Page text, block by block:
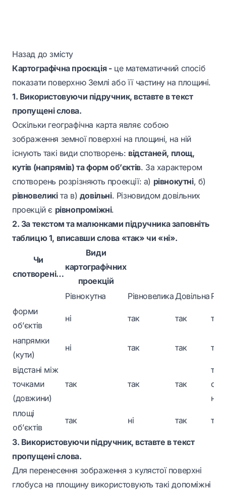
Назад до змісту
Картографічна проєкція-це математичний спосіб
показати поверхню Землі або її частину на площині.
1. Використовуючи підручник, вставте в текст
пропущені слова.
Оскільки географічна карта являє собою
зображення земної поверхні на площині, на ній
існують такі види спотворень: відстаней, площ,
кутів (напрямів) та форм об’єктів. За характером
спотворень розрізняють проекції: а) рівнокутні, б)
рівновеликіта в) довільні. Різновидом довільних
проекцій є рівнопроміжні.
2. За текстом та малюнками підручника заповніть
таблицю 1, вписавши слова «так» чи «ні».
Чи
спотворені…
Види
картографічних
проекцій
Рівнокутна
РівновеликаДовільна
форми
об’єктів
ні так так так
напрямки
(кути)
ні так так так
відстані між
точками
(довжини)
так так так
так
площі
об’єктів
так ні так так
3. Використовуючи підручник, вставте в текст
пропущені слова.
Для перенесення зображення з кулястої поверхні
глобуса на площину використовують такі допоміжні